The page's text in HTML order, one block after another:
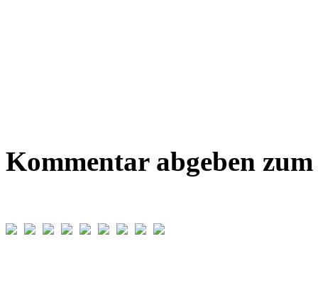
Kommentar abgeben